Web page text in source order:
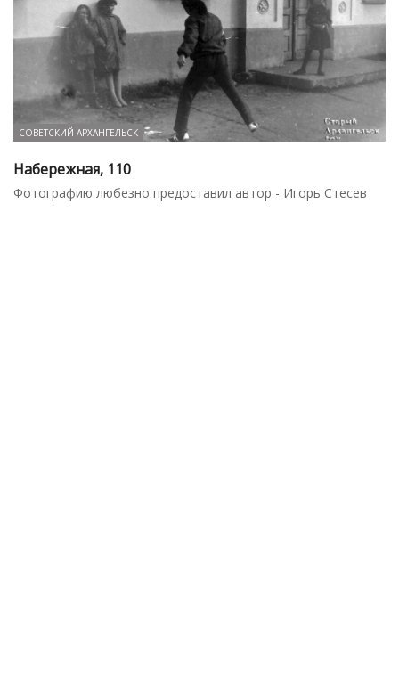
СОВЕТСКИЙ АРХАНГЕЛЬСК
Набережная, 110
Фотографию любезно предоставил автор - Игорь Стесев